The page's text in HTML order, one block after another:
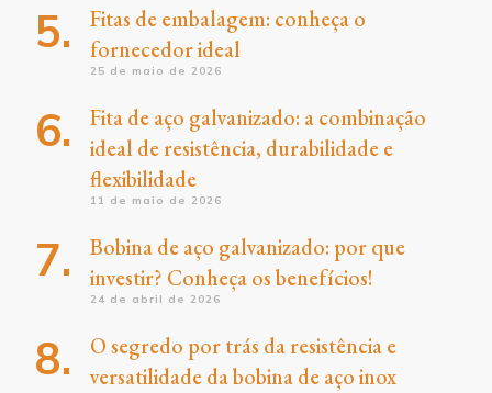
Fitas de embalagem: conheça o
fornecedor ideal
25 de maio de 2026
Fita de aço galvanizado: a combinação
ideal de resistência, durabilidade e
flexibilidade
11 de maio de 2026
Bobina de aço galvanizado: por que
investir? Conheça os benefícios!
24 de abril de 2026
O segredo por trás da resistência e
versatilidade da bobina de aço inox